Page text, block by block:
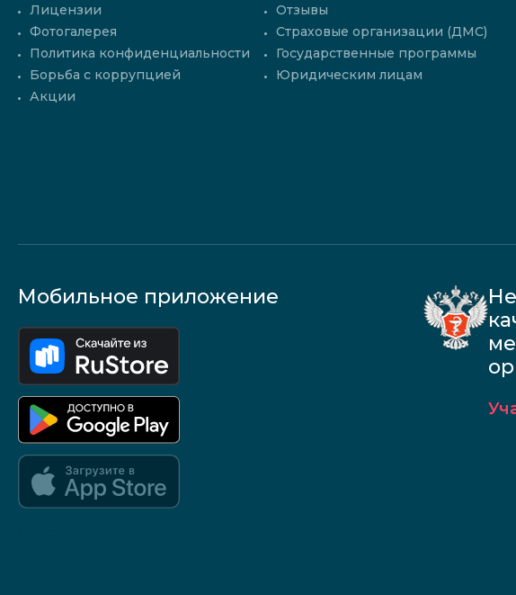
Лицензии
Фотогалерея
Политика конфиденциальности
Борьба с коррупцией
Акции
Отзывы
Страховые организации (ДМС)
Государственные программы
Юридическим лицам
Мобильное приложение